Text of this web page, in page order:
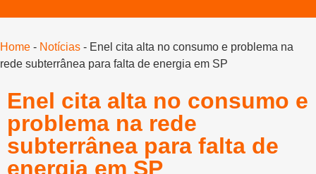
Home - Notícias - Enel cita alta no consumo e problema na
rede subterrânea para falta de energia em SP
Enel cita alta no consumo e
problema na rede
subterrânea para falta de
energia em SP